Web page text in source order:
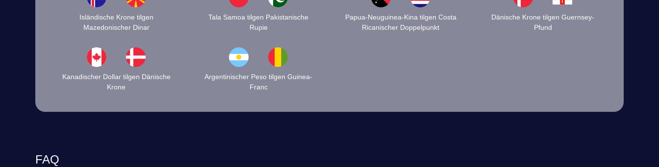
Isländische Krone tilgen
Mazedonischer Dinar
Tala Samoa tilgen Pakistanische
Rupie
Papua-Neuguinea-Kina tilgen Costa
Ricanischer Doppelpunkt
Dänische Krone tilgen Guernsey-
Pfund
Kanadischer Dollar tilgen Dänische
Krone
Argentinischer Peso tilgen Guinea-
Franc
FAQ